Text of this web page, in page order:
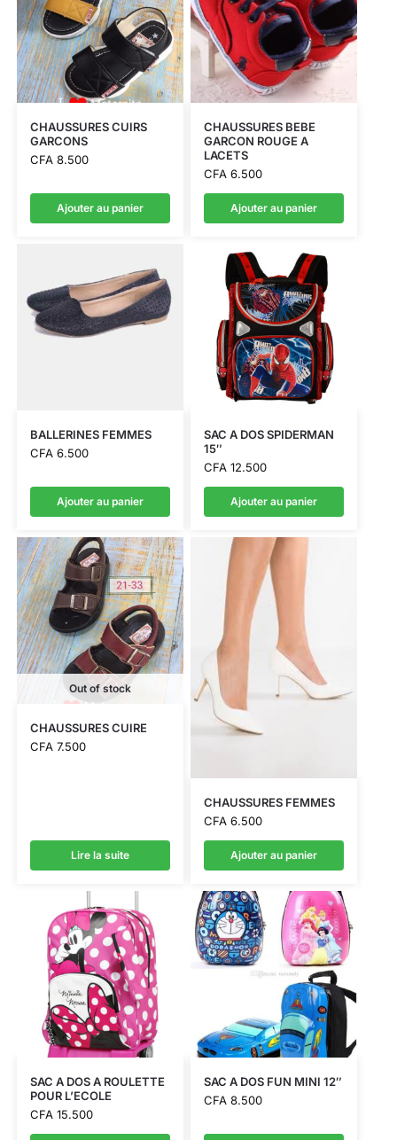
CHAUSSURES CUIRS
GARCONS
CFA8.500
Ajouter au panier
CHAUSSURES BEBE
GARCON ROUGE A
LACETS
CFA6.500
Ajouter au panier
BALLERINES FEMMES
CFA6.500
Ajouter au panier
SAC A DOS SPIDERMAN
15″
CFA12.500
Ajouter au panier
Out of stock
CHAUSSURES CUIRE
CFA7.500
Lire la suite
CHAUSSURES FEMMES
CFA6.500
Ajouter au panier
SAC A DOS A ROULETTE
POUR L’ECOLE
CFA15.500
SAC A DOS FUN MINI 12″
CFA8.500